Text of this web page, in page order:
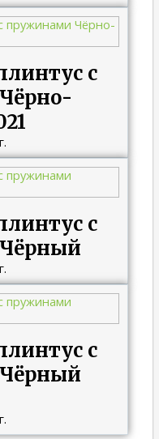
с
₽
₽
с
₽
₽
с
₽
₽